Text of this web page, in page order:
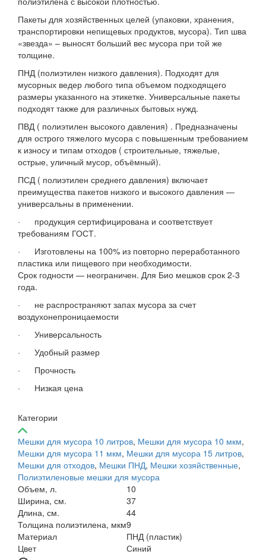
Пакеты для хозяйственных целей (упаковки, хранения,
транспортировки непищевых продуктов, мусора). Тип шва
«звезда» – выносят больший вес мусора при той же
толщине.
ПНД (полиэтилен низкого давления). Подходят для
мусорных ведер любого типа объемом подходящего
размеры указанного на этикетке. Универсальные пакеты
подходят также для различных бытовых нужд.
ПВД ( полиэтилен высокого давления) . Предназначены
для острого тяжелого мусора с повышенным требованием
к износу и типам отходов ( строительные, тяжелые,
острые, уличный мусор, объёмный).
ПСД ( полиэтилен среднего давления) включает
преимущества пакетов низкого и высокого давления —
универсальны в применении.
· продукция сертифицирована и соответствует
требованиям ГОСТ.
· Изготовлены на 100% из повторно переработанного
пластика или пищевого при необходимости.
Срок годности — неограничен. Для Био мешков срок 2-3
года.
· не распространяют запах мусора за счет
воздухонепроницаемости
· Универсальность
· Удобный размер
· Прочность
· Низкая цена
Категории
Мешки для мусора 10 литров, Мешки для мусора 10 мкм,
Мешки для мусора 11 мкм, Мешки для мусора 15 литров,
Мешки для отходов, Мешки ПНД, Мешки хозяйственные,
Полиэтиленовые мешки для мусора
Объем, л.
10
Ширина, см.
37
Длина, см.
44
Толщина полиэтилена, мкм9
Материал
ПНД (пластик)
Цвет
Синий